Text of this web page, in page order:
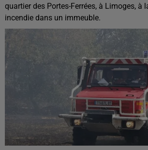
quartier des Portes-Ferrées, à Limoges, à
incendie dans un immeuble.